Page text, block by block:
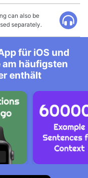
can also be
separately.
für iOS und
häufigsten
enthält